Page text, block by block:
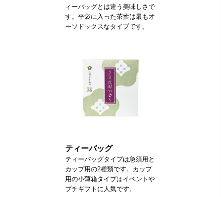
ィーバッグとは違う美味しさで
す。平袋に入った茶葉は最もオ
ーソドックスなタイプです。
ティーバッグ
ティーバッグタイプは急須用と
カップ用の2種類です。カップ
用の小薄箱タイプはイベントや
プチギフトに人気です。